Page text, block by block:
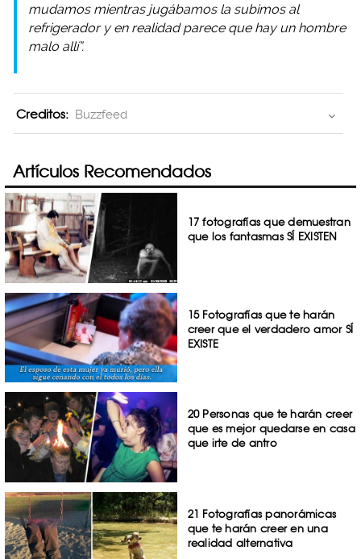
mudamos mientras jugábamos la subimos al
refrigerador y en realidad parece que hay un hombre
malo allí”.
Creditos: Buzzfeed
Artículos Recomendados
17 fotografías que demuestran
que los fantasmas SÍ EXISTEN
15 Fotografías que te harán
creer que el verdadero amor SÍ
EXISTE
20 Personas que te harán creer
que es mejor quedarse en casa
que irte de antro
21 Fotografías panorámicas
que te harán creer en una
realidad alternativa